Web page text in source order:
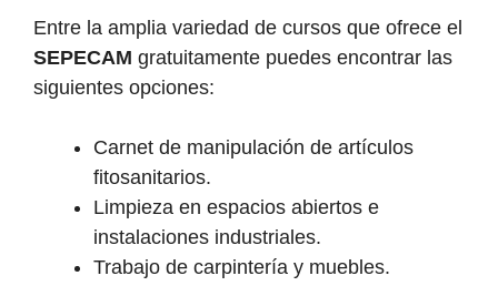
Entre la amplia variedad de cursos que ofrece el
SEPECAM gratuitamente puedes encontrar las
siguientes opciones:
Carnet de manipulación de artículos
fitosanitarios.
Limpieza en espacios abiertos e
instalaciones industriales.
Trabajo de carpintería y muebles.